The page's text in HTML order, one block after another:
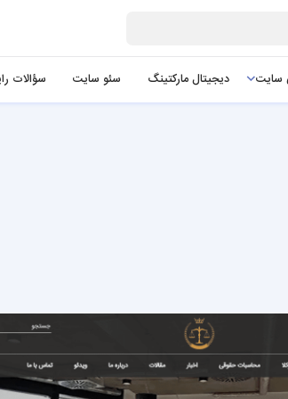
سایت دیجیتال مارکتینگ سئو سایت سؤالات